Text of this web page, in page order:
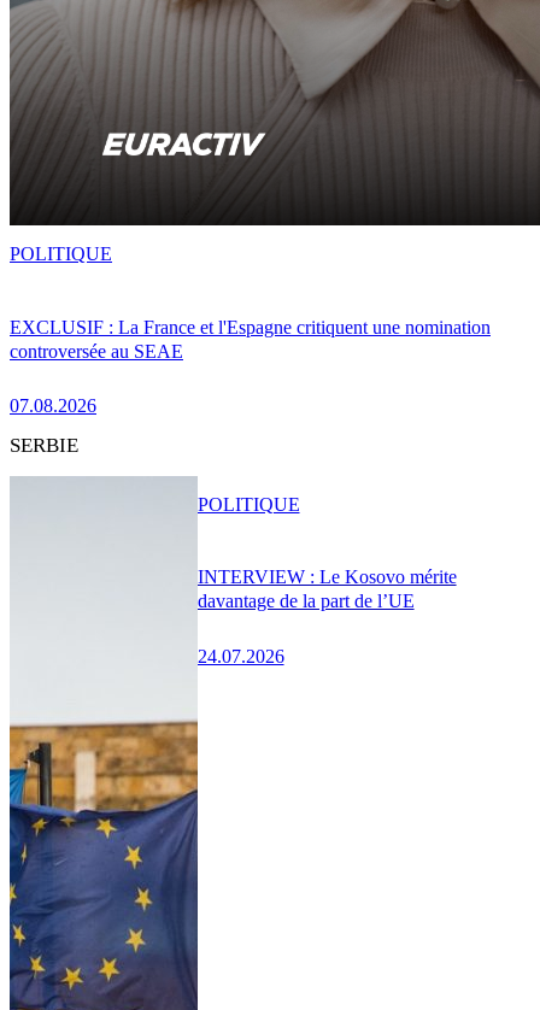
EXCLUSIF : La France et l'Espagne critiquent une nomination
controversée au SEAE
07.08.2026
POLITIQUE
SERBIE
INTERVIEW : Le Kosovo mérite
davantage de la part de l’UE
24.07.2026
POLITIQUE